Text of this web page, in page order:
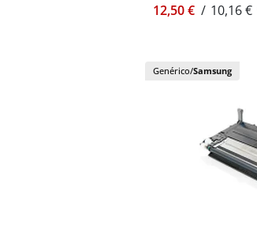
12,50 € / 10,16 €
Genérico/Samsung